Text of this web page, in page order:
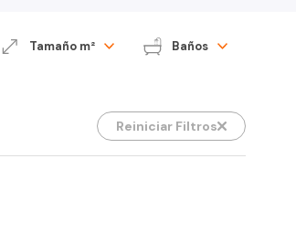
Tamaño m² Baños
Reiniciar Filtros